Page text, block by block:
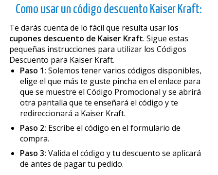
Como usar un código descuento Kaiser Kraft:
Te darás cuenta de lo fácil que resulta usar los
cupones descuento de Kaiser Kraft. Sigue estas
pequeñas instrucciones para utilizar los Códigos
Descuento para Kaiser Kraft.
Paso 1: Solemos tener varios códigos disponibles,
elige el que más te guste pincha en el enlace para
que se muestre el Código Promocional y se abrirá
otra pantalla que te enseñará el código y te
redireccionará a Kaiser Kraft.
Paso 2: Escribe el código en el formulario de
compra.
Paso 3: Valida el código y tu descuento se aplicará
de antes de pagar tu pedido.